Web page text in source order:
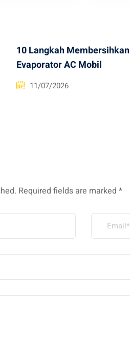
10 Langkah Membersihkan
Evaporator AC Mobil
11/07/2026
Required fields are marked *